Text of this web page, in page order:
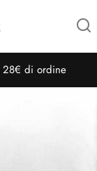
28€ di ordine